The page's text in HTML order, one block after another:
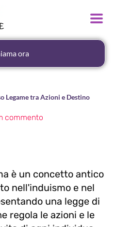
ora
Legame tra Azioni e Destino
commento
è un concetto antico
nell'induismo e nel
una legge di
regola le azioni e le